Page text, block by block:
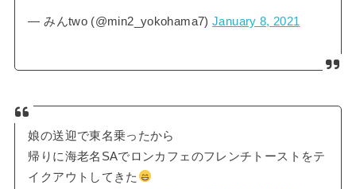
— みんtwo (@min2_yokohama7)January 8, 2021
娘の送迎で東名乗ったから
帰りに海老名SAでロンカフェのフレンチトーストをテ
イクアウトしてきた